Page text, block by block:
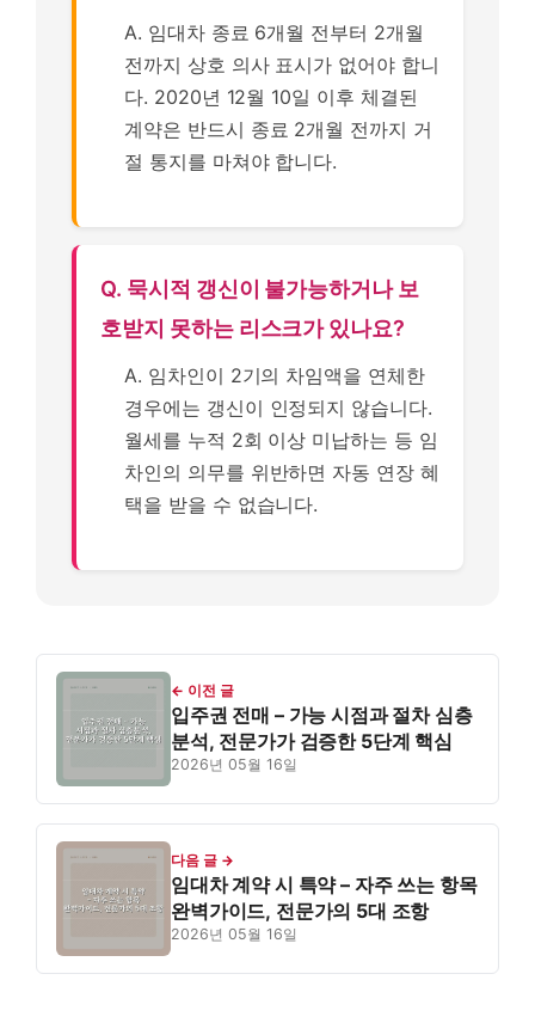
A. 임대차 종료 6개월 전부터 2개월
전까지 상호 의사 표시가 없어야 합니
다. 2020년 12월 10일 이후 체결된
계약은 반드시 종료 2개월 전까지 거
절 통지를 마쳐야 합니다.
Q. 묵시적 갱신이 불가능하거나 보
호받지 못하는 리스크가 있나요?
A. 임차인이 2기의 차임액을 연체한
경우에는 갱신이 인정되지 않습니다.
월세를 누적 2회 이상 미납하는 등 임
차인의 의무를 위반하면 자동 연장 혜
택을 받을 수 없습니다.
← 이전 글
입주권 전매 – 가능 시점과 절차 심층
분석, 전문가가 검증한 5단계 핵심
2026년 05월 16일
다음 글 →
임대차 계약 시 특약 – 자주 쓰는 항목
완벽가이드, 전문가의 5대 조항
2026년 05월 16일